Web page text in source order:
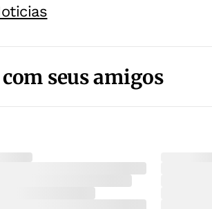
seus amigos